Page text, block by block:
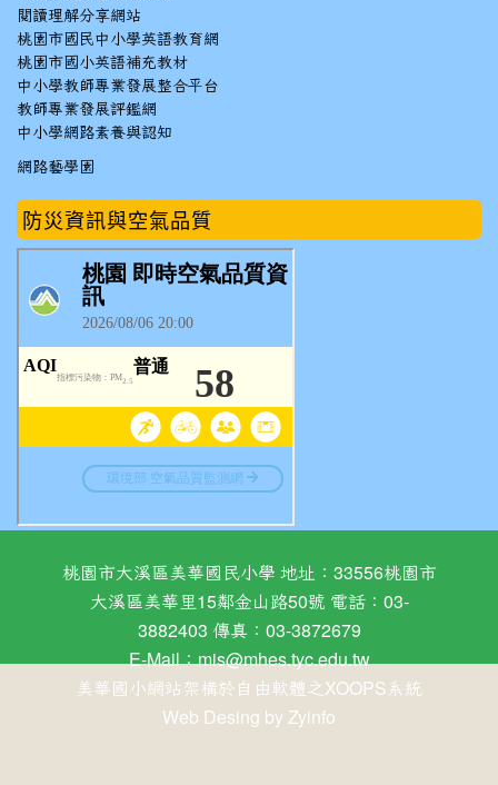
閱讀理解分享網站
桃園市國民中小學英語教育網
桃園市國小英語補充教材
中小學教師專業發展整合平台
教師專業發展評鑑網
中小學網路素養與認知
網路藝學園
防災資訊與空氣品質
桃園市大溪區美華國民小學 地址：33556桃園市
大溪區美華里15鄰金山路50號 電話：03-
3882403 傳真：03-3872679
E-Mail：mis@mhes.tyc.edu.tw
美華國小網站架構於自由軟體之XOOPS系統
Web Desing by Zyinfo